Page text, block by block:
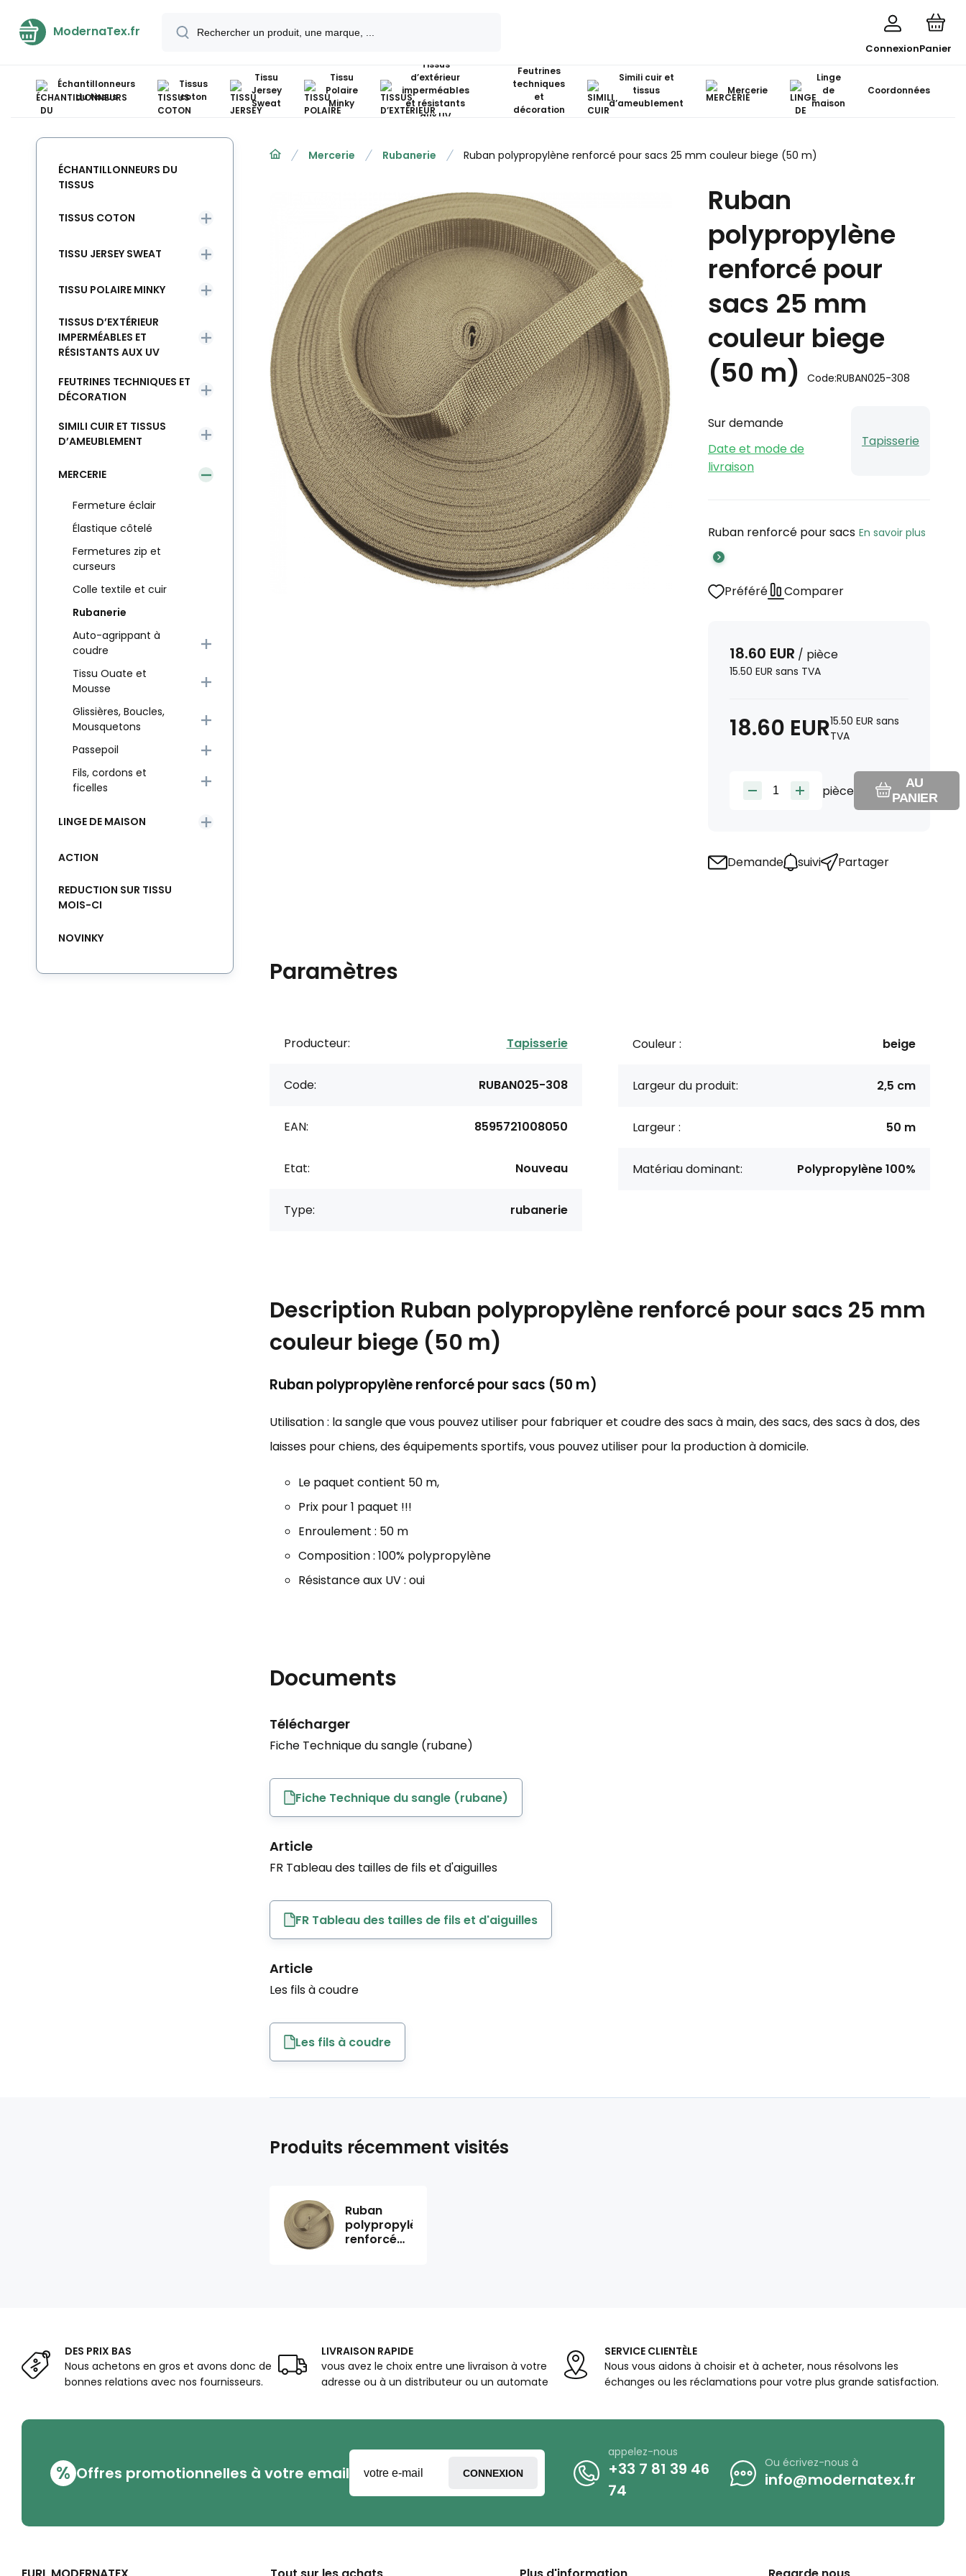
ModernaTex.fr
ConnexionPanier
Échantillonneurs
du tissus
Tissus
coton
Tissu
Jersey
Sweat
Tissu
Polaire
Minky
Tissus
d’extérieur
imperméables
et résistants
aux UV
Feutrines
techniques
et
décoration
Simili cuir et
tissus
d’ameublement
Mercerie
Linge
de
maison
Coordonnées
Mercerie Rubanerie Ruban polypropylène renforcé pour sacs 25 mm couleur biege (50 m)
Ruban
polypropylène
renforcé pour
sacs 25 mm
couleur biege
(50 m)
Code:RUBAN025-308
Sur demande
Date et mode de
livraison
Tapisserie
Ruban renforcé pour sacs En savoir plus
Préféré Comparer
18.60 EUR / pièce
15.50 EUR sans TVA
18.60 EUR15.50 EUR sans
TVA
pièce
AU
PANIER
Demande suivi Partager
Paramètres
Producteur: Tapisserie
Code: RUBAN025-308
EAN: 8595721008050
Etat: Nouveau
Type: rubanerie
Couleur : beige
Largeur du produit: 2,5 cm
Largeur : 50 m
Matériau dominant: Polypropylène 100%
Description Ruban polypropylène renforcé pour sacs 25 mm
couleur biege (50 m)
Ruban polypropylène renforcé pour sacs (50 m)
Utilisation : la sangle que vous pouvez utiliser pour fabriquer et coudre des sacs à main, des sacs, des sacs à dos, des
laisses pour chiens, des équipements sportifs, vous pouvez utiliser pour la production à domicile.
Le paquet contient 50 m,
Prix pour 1 paquet !!!
Enroulement : 50 m
Composition : 100% polypropylène
Résistance aux UV : oui
Documents
Télécharger
Fiche Technique du sangle (rubane)
Fiche Technique du sangle (rubane)
Article
FR Tableau des tailles de fils et d'aiguilles
FR Tableau des tailles de fils et d'aiguilles
Article
Les fils à coudre
Les fils à coudre
ÉCHANTILLONNEURS DU
TISSUS
TISSUS COTON
TISSU JERSEY SWEAT
TISSU POLAIRE MINKY
TISSUS D’EXTÉRIEUR
IMPERMÉABLES ET
RÉSISTANTS AUX UV
FEUTRINES TECHNIQUES ET
DÉCORATION
SIMILI CUIR ET TISSUS
D’AMEUBLEMENT
MERCERIE
Fermeture éclair
Élastique côtelé
Fermetures zip et
curseurs
Colle textile et cuir
Rubanerie
Auto-agrippant à
coudre
Tissu Ouate et
Mousse
Glissières, Boucles,
Mousquetons
Passepoil
Fils, cordons et
ficelles
LINGE DE MAISON
ACTION
REDUCTION SUR TISSU
MOIS-CI
NOVINKY
Produits récemment visités
Ruban
polypropylène
renforcé
DES PRIX BAS
Nous achetons en gros et avons donc de
bonnes relations avec nos fournisseurs.
LIVRAISON RAPIDE
vous avez le choix entre une livraison à votre
adresse ou à un distributeur ou un automate
SERVICE CLIENTÈLE
Nous vous aidons à choisir et à acheter, nous résolvons les
échanges ou les réclamations pour votre plus grande satisfaction.
% Offres promotionnelles à votre email CONNEXION
appelez-nous
+33 7 81 39 46
74
Ou écrivez-nous à
info@modernatex.fr